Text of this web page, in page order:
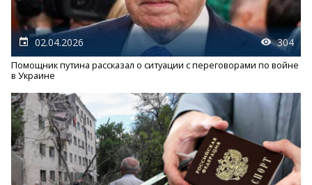
02.04.2026 304
Помощник путина рассказал о ситуации с переговорами по войне
в Украине